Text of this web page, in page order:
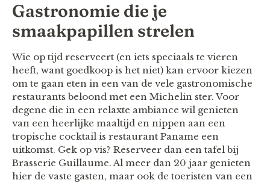
Gastronomie die je
smaakpapillen strelen
Wie op tijd reserveert (en iets speciaals te vieren
heeft, want goedkoop is het niet) kan ervoor kiezen
om te gaan eten in een van de vele gastronomische
restaurants beloond met een Michelin ster. Voor
degene die in een relaxte ambiance wil genieten
van een heerlijke maaltijd en nippen aan een
tropische cocktail is restaurant Paname een
uitkomst. Gek op vis? Reserveer dan een tafel bij
Brasserie Guillaume. Al meer dan 20 jaar genieten
hier de vaste gasten, maar ook de toeristen van een